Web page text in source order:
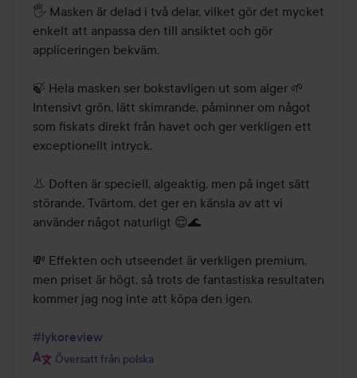
🖐 Masken är delad i två delar, vilket gör det mycket
enkelt att anpassa den till ansiktet och gör
appliceringen bekväm.
🍃 Hela masken ser bokstavligen ut som alger 🌱
Intensivt grön, lätt skimrande, påminner om något
som fiskats direkt från havet och ger verkligen ett
exceptionellt intryck.
👃 Doften är speciell, algeaktig, men på inget sätt
störande. Tvärtom, det ger en känsla av att vi
använder något naturligt 😌🌊
💸 Effekten och utseendet är verkligen premium,
men priset är högt, så trots de fantastiska resultaten
kommer jag nog inte att köpa den igen.
#lykoreview
Översatt från polska